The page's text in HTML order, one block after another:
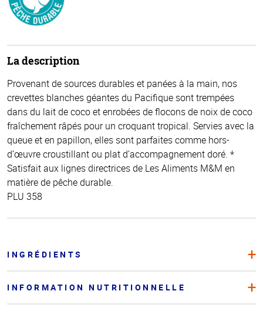
La description
Provenant de sources durables et panées à la main, nos
crevettes blanches géantes du Pacifique sont trempées
dans du lait de coco et enrobées de flocons de noix de coco
fraîchement râpés pour un croquant tropical. Servies avec la
queue et en papillon, elles sont parfaites comme hors-
d’œuvre croustillant ou plat d’accompagnement doré. *
Satisfait aux lignes directrices de Les Aliments M&M en
matière de pêche durable.
PLU 358
INGRÉDIENTS
INFORMATION NUTRITIONNELLE